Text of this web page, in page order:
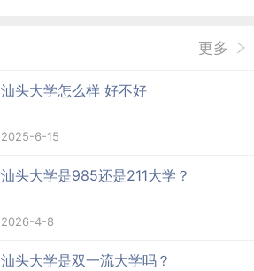
更多
汕头大学怎么样 好不好
2025-6-15
汕头大学是985还是211大学？
2026-4-8
汕头大学是双一流大学吗？